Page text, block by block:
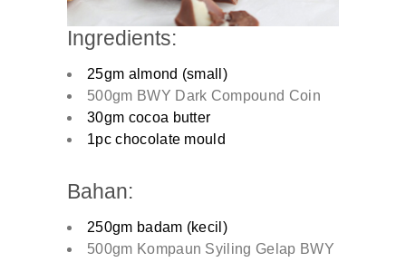
Ingredients:
25gm almond (small)
500gm BWY Dark Compound Coin
30gm cocoa butter
1pc chocolate mould
Bahan:
250gm badam (kecil)
500gm Kompaun Syiling Gelap BWY